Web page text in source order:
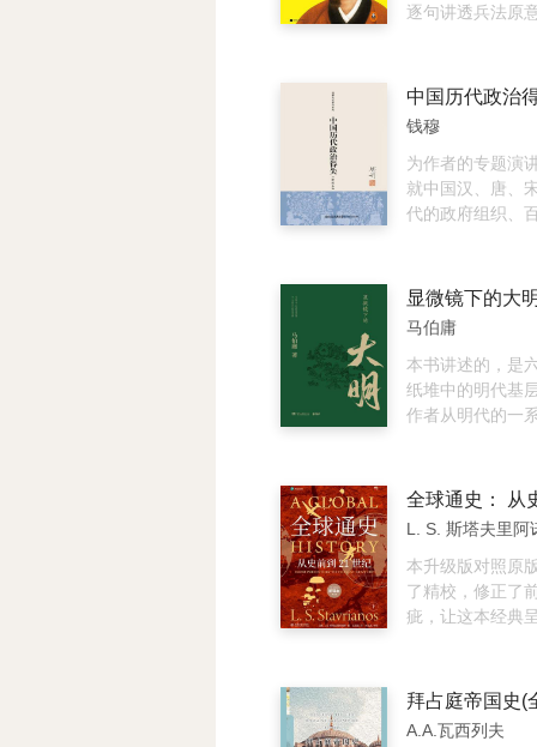
的王莽，看一个
为，导致二十万
了明帝国……
逐句讲透兵法原
烈追捧！《孙子
字，似乎每个字
让很多人望而却
要抓住兵法的根
发现处处豁然开
白白。本书作者
个经典战例，将
的原意剖析得详
援引2000多年来
子兵法》的传世
牧等11人的注解
度还原兵法原意
得令人身临其境
场上空，看交战
动，浴血奋战，
声中演绎着兵法
中国历代政治
钱穆
为作者的专题演
就中国汉、唐、
代的政府组织、
观与比照，叙述
陈利害得失。既
括了中国历史与
义，又点明了近
统文化和精神的
简意赅，语重心
马伯庸
本书讲述的，是
纸堆中的明代基
作者从明代的一
历史中绝无仅有
着眼于平民的政
记录极为详尽。
能看到朴实的百
的民间智慧、肮
段、微妙的官场
景。 这六个事件
一县乃至一村之
最底层平民的真
L. S. 斯塔夫里阿
本升级版对照原
了精校，修正了
疵，让这本经典
的世界文明，涉
化、教育、宗教
各个方面，同时
拜占庭帝国史(
A.A.瓦西列夫